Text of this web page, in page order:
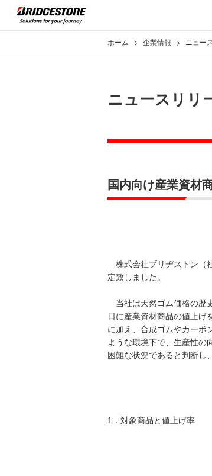
ホーム 企業情報 ニュー
ニュースリリ
国内向け産業資材
株式会社ブリヂストン（
定致しました。
当社は天然ゴム価格の歴
日に産業資材商品の値上げ
に加え、合成ゴムやカーボ
ような環境下で、生産性の
困難な状況であると判断し
1．対象商品と値上げ率